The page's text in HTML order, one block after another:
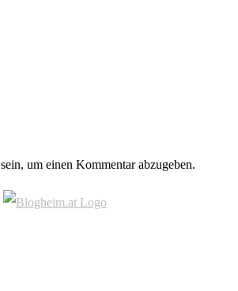
sein, um einen Kommentar abzugeben.